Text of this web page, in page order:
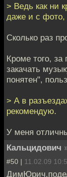
> Ведь как ни
даже и с фото,
Сколько раз
Кроме того, за
закачать
понятен",
> А в
рекомендую.
У меня
Кальцидович
#50 | 11.02.09